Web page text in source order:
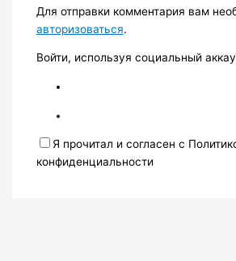
Для отправки комментария вам
авторизоваться.
Войти, используя социальный
Я прочитал и согласен с
конфиденциальности